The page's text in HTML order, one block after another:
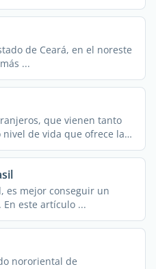
de Ceará, en el noreste
...
que vienen tanto
de vida que ofrece la
es mejor conseguir un
este artículo ...
nororiental de